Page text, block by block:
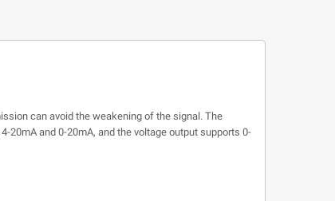
can avoid the weakening of the signal. The
20mA and 0-20mA, and the voltage output supports 0-